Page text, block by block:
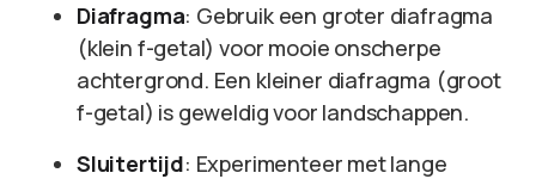
Diafragma: Gebruik een groter diafragma
(klein f-getal) voor mooie onscherpe
achtergrond. Een kleiner diafragma (groot
f-getal) is geweldig voor landschappen.
Sluitertijd: Experimenteer met lange